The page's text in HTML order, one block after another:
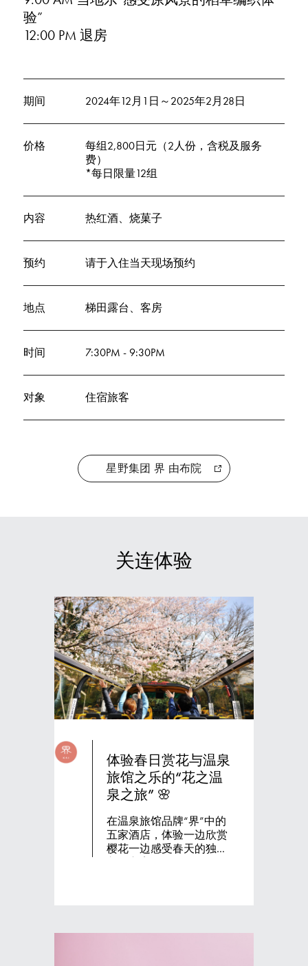
验”
12:00 PM 退房
期间 2024年12月1日～2025年2月28日
价格
每组2,800日元（2人份，含税及服务
费）
*每日限量12组
内容 热红酒、烧菓子
预约 请于入住当天现场预约
地点 梯田露台、客房
时间 7:30PM - 9:30PM
对象 住宿旅客
星野集团 界 由布院
关连体验
体验春日赏花与温泉
旅馆之乐的“花之温
泉之旅” 🌸
在温泉旅馆品牌“界”中的
五家酒店，体验一边欣赏
樱花一边感受春天的独特